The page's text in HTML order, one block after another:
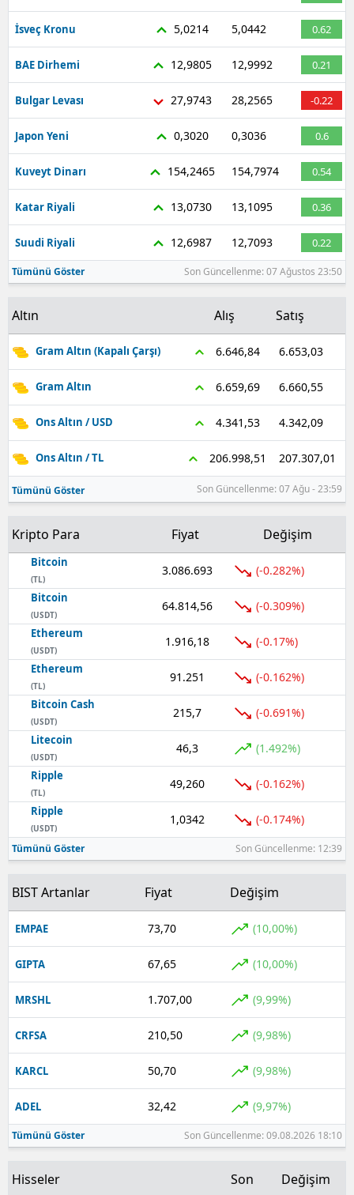
Malatya
Mardin
Muğla
Muş
Niğde
Ordu
Rize
Sakarya
Samsun
Sinop
Sivas
Tokat
Trabzon
Tunceli
Şanlıurfa
Uşak
Zonguldak
Aksaray
Bayburt
Kırıkkale
Batman
Yalova
Karabük
İsveç Kronu 5,0214 5,0442 0.62
BAE Dirhemi 12,9805 12,9992 0.21
Bulgar Levası 27,9743 28,2565 -0.22
Japon Yeni 0,3020 0,3036 0.6
Kuveyt Dinarı 154,2465 154,7974 0.54
Katar Riyali 13,0730 13,1095 0.36
Suudi Riyali 12,6987 12,7093 0.22
Tümünü Göster Son Güncellenme: 07 Ağustos 23:50
Altın Alış Satış
Gram Altın (Kapalı Çarşı) 6.646,84 6.653,03
Gram Altın 6.659,69 6.660,55
Ons Altın / USD 4.341,53 4.342,09
Ons Altın / TL 206.998,51 207.307,01
Tümünü Göster Son Güncellenme: 07 Ağu - 23:59
Kripto Para Fiyat Değişim
Bitcoin
(TL)
3.086.693 (-0.282%)
Bitcoin
(USDT)
64.814,56 (-0.309%)
Ethereum
(USDT)
1.916,18 (-0.17%)
Ethereum
(TL)
91.251 (-0.162%)
Bitcoin Cash
(USDT)
215,7 (-0.691%)
Litecoin
(USDT)
46,3 (1.492%)
Ripple
(TL)
49,260 (-0.162%)
Ripple
(USDT)
1,0342 (-0.174%)
Tümünü Göster Son Güncellenme: 12:39
BIST Artanlar Fiyat Değişim
EMPAE 73,70 (10,00%)
GIPTA 67,65 (10,00%)
MRSHL 1.707,00 (9,99%)
CRFSA 210,50 (9,98%)
KARCL 50,70 (9,98%)
ADEL 32,42 (9,97%)
Tümünü Göster Son Güncellenme: 09.08.2026 18:10
Hisseler Son Değişim